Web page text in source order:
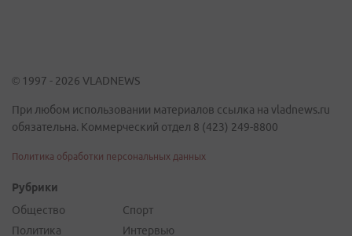
© 1997 - 2026 VLADNEWS
При любом использовании материалов ссылка на vladnews.ru
обязательна. Коммерческий отдел 8 (423) 249-8800
Политика обработки персональных данных
Рубрики
Общество
Политика
Спорт
Интервью